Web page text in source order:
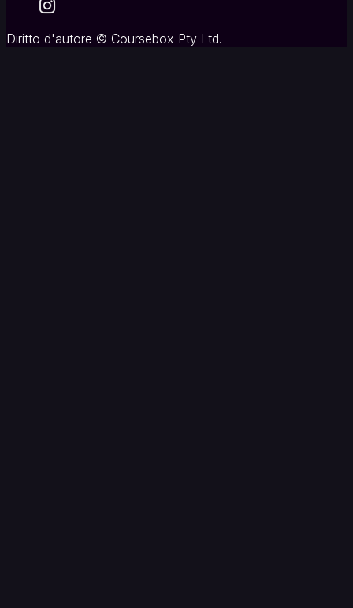
Diritto d'autore © Coursebox Pty Ltd.